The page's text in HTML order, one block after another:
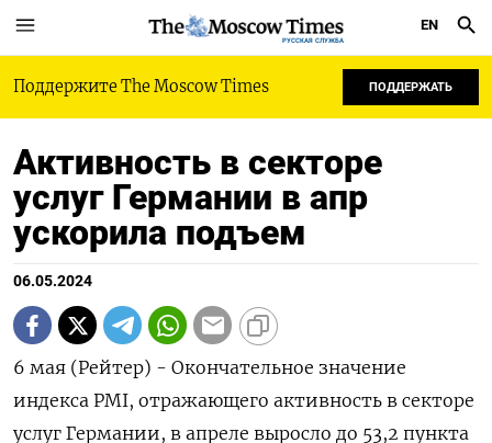
РУССКАЯ СЛУЖБА
EN
Поддержите The Moscow Times ПОДДЕРЖАТЬ
Активность в секторе
услуг Германии в апр
ускорила подъем
06.05.2024
6 мая (Рейтер) - Окончательное значение
индекса PMI, отражающего активность в секторе
услуг Германии, в апреле выросло до 53,2 пункта